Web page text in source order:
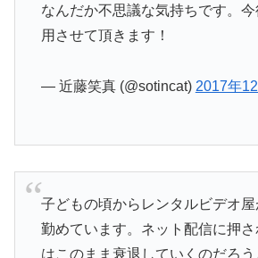
なんだか不思議な気持ちです。今
用させて頂きます！
— 近藤笑真 (@sotincat) 2017年
子どもの頃からレンタルビデオ
勤めています。ネット配信に押
はこのまま衰退していくのだろ